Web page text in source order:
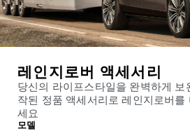
레인지로버 액세서리
당신의 라이프스타일을 완벽하게 보
작된 정품 액세서리로 레인지로버를
세요
모델